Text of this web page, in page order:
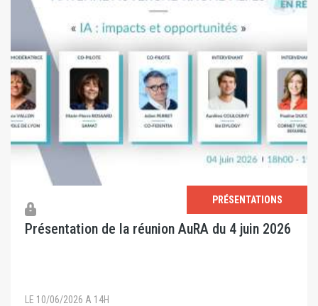
PRÉSENTATIONS
Présentation de la réunion AuRA du 4 juin 2026
LE 10/06/2026 A 14H